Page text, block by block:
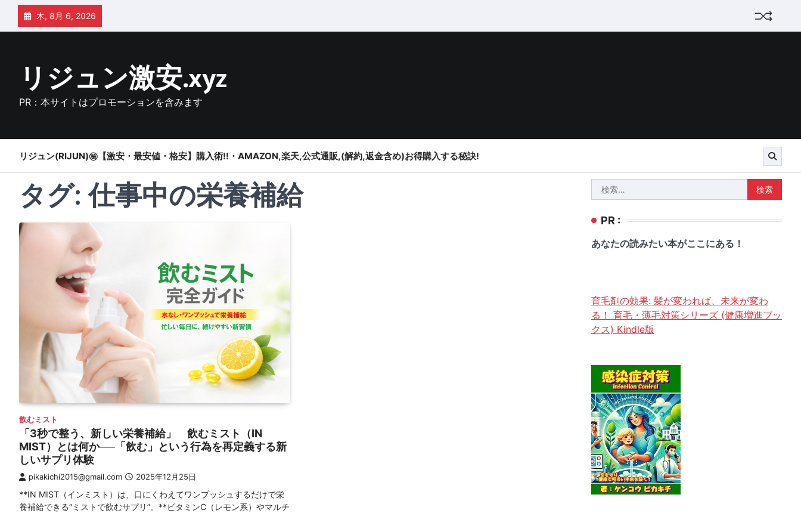
Skip
content
木, 8月 6, 2026
リジュン激安.xyz
PR：本サイトはプロモーションを含みます
リジュン(RIJUN)㊙【激安・最安値・格安】購入術!!・AMAZON,楽天,公式通販,(解約,返金含め)お得購入する秘訣!
タグ:仕事中の栄養補給
飲むミスト
「3秒で整う、新しい栄養補給」 飲むミスト（IN
MIST）とは何か──「飲む」という行為を再定義する新
しいサプリ体験
pikakichi2015@gmail.com 2025年12月25日
**IN MIST（インミスト）は、口にくわえてワンプッシュするだけで栄
養補給できる“ミストで飲むサプリ”。**ビタミンC（レモン系）やマルチ
索:
PR :
あなたの読みたい本がここにある！
育毛剤の効果: 髪が変われば、未来が変わ
る！ 育毛・薄毛対策シリーズ (健康増進ブッ
クス) Kindle版